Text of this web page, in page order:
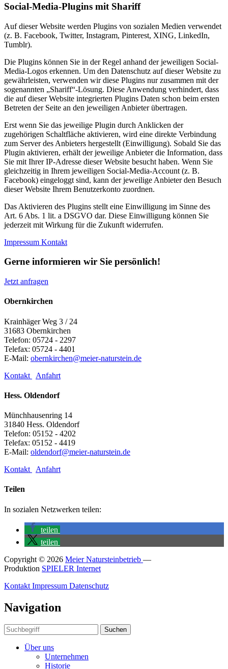
Social-Media-Plugins mit Shariff
Auf dieser Website werden Plugins von sozialen Medien verwendet
(z. B. Facebook, Twitter, Instagram, Pinterest, XING, LinkedIn,
Tumblr).
Die Plugins können Sie in der Regel anhand der jeweiligen Social-
Media-Logos erkennen. Um den Datenschutz auf dieser Website zu
gewährleisten, verwenden wir diese Plugins nur zusammen mit der
sogenannten „Shariff“-Lösung. Diese Anwendung verhindert, dass
die auf dieser Website integrierten Plugins Daten schon beim ersten
Betreten der Seite an den jeweiligen Anbieter übertragen.
Erst wenn Sie das jeweilige Plugin durch Anklicken der
zugehörigen Schaltfläche aktivieren, wird eine direkte Verbindung
zum Server des Anbieters hergestellt (Einwilligung). Sobald Sie das
Plugin aktivieren, erhält der jeweilige Anbieter die Information, dass
Sie mit Ihrer IP-Adresse dieser Website besucht haben. Wenn Sie
gleichzeitig in Ihrem jeweiligen Social-Media-Account (z. B.
Facebook) eingeloggt sind, kann der jeweilige Anbieter den Besuch
dieser Website Ihrem Benutzerkonto zuordnen.
Das Aktivieren des Plugins stellt eine Einwilligung im Sinne des
Art. 6 Abs. 1 lit. a DSGVO dar. Diese Einwilligung können Sie
jederzeit mit Wirkung für die Zukunft widerrufen.
Impressum Kontakt
Gerne informieren wir Sie persönlich!
Jetzt anfragen
Obernkirchen
Krainhäger Weg 3 / 24
31683 Obernkirchen
Telefon: 05724 - 2297
Telefax: 05724 - 4401
E-Mail: obernkirchen@meier-naturstein.de
Kontakt
Anfahrt
Hess. Oldendorf
Münchhausenring 14
31840 Hess. Oldendorf
Telefon: 05152 - 4202
Telefax: 05152 - 4419
E-Mail: oldendorf@meier-naturstein.de
Kontakt
Anfahrt
Teilen
In sozialen Netzwerken teilen:
teilen
teilen
Copyright © 2026 Meier Natursteinbetrieb —
Produktion SPIELER Internet
Kontakt Impressum Datenschutz
Navigation
Suchen
Über uns
Unternehmen
Historie